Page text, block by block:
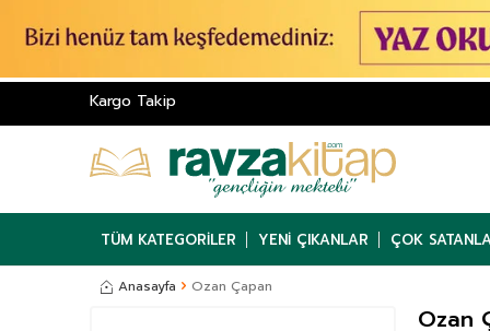
Kargo Takip
TÜM KATEGORILER YENI ÇIKANLAR ÇOK
Anasayfa Ozan Çapan
Ozan